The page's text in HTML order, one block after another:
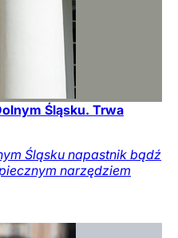
Śląsku. Trwa
Śląsku napastnik bądź
narzędziem